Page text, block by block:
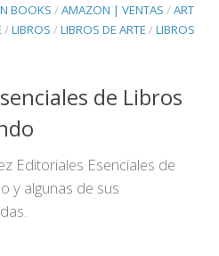
BOOKS /AMAZON | VENTAS /ART
/LIBROS /LIBROS DE ARTE /LIBROS
de Libros
Editoriales Esenciales de
y algunas de sus